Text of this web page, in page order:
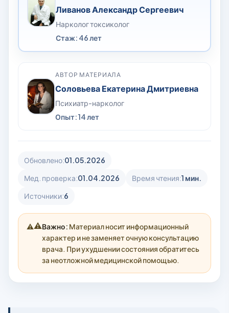
Ливанов Александр Сергеевич
Нарколог токсиколог
Стаж: 46 лет
АВТОР МАТЕРИАЛА
Соловьева Екатерина Дмитриевна
Психиатр-нарколог
Опыт: 14 лет
Обновлено:01.05.2026
Мед. проверка:01.04.2026 Время чтения:1 мин.
Источники:6
⚠️Важно: Материал носит информационный
характер и не заменяет очную консультацию
врача. При ухудшении состояния обратитесь
за неотложной медицинской помощью.